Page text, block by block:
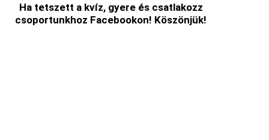
Ha tetszett a kvíz, gyere és csatlakozz
csoportunkhoz Facebookon! Köszönjük!